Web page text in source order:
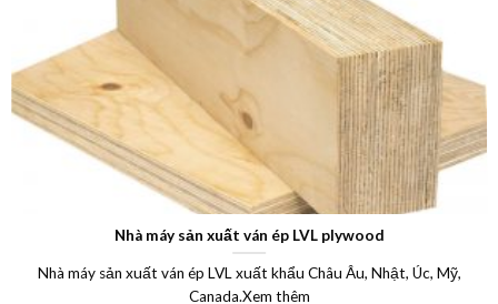
Công dụng ứng dụng ván phủ phim trong xây dựng – Bảng
ván ép phủ phim – Ván khuôn cốp pha phủ phim 12 mm
17mm 18mm 20mm 21mm 1220 x 2440